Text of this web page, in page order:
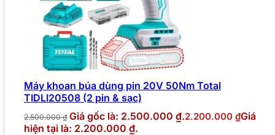
Máy khoan búa dùng pin 20V 50Nm Total
TIDLI20508 (2 pin & sạc)
2.500.000₫ Giá gốc là: 2.500.000 ₫.2.200.000 ₫Giá
hiện tại là: 2.200.000 ₫.